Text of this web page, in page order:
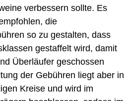
verbessern sollte. Es
die
so zu gestalten, dass
gestaffelt wird, damit
Überläufer geschossen
der Gebühren liegt aber in
Kreise und wird im